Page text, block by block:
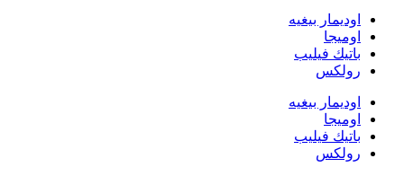
اوديمار بيغيه
اوميجا
باتيك فيليب
رولكس
اوديمار بيغيه
اوميجا
باتيك فيليب
رولكس